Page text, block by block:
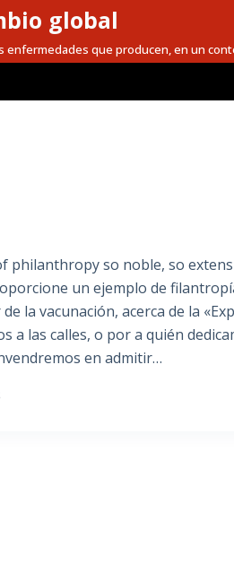
global
que producen, en un
philanthropy so noble, so
un ejemplo de
la vacunación, acerca de la
a las calles, o por a quién
en admitir…